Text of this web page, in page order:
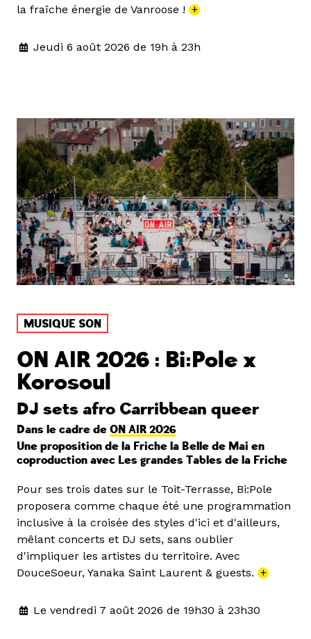
la fraîche énergie de Vanroose ! +
Jeudi 6 août 2026 de 19h à 23h
MUSIQUE SON
ON AIR 2026 : Bi:Pole x
Korosoul
DJ sets afro Carribbean queer
Dans le cadre de ON AIR 2026
Une proposition de la Friche la Belle de Mai en
coproduction avec Les grandes Tables de la Friche
Pour ses trois dates sur le Toit-Terrasse, Bi:Pole
proposera comme chaque été une programmation
inclusive à la croisée des styles d'ici et d'ailleurs,
mêlant concerts et DJ sets, sans oublier
d'impliquer les artistes du territoire. Avec
DouceSoeur, Yanaka Saint Laurent & guests. +
Le vendredi 7 août 2026 de 19h30 à 23h30